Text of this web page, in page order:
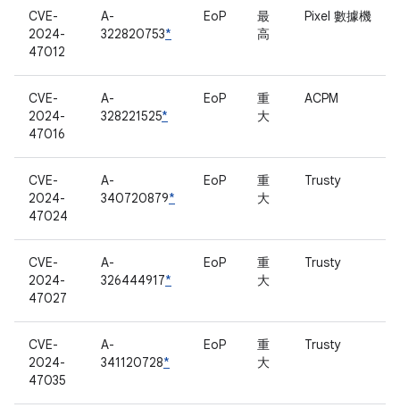
CVE-
2024-
47012
A-
322820753*
EoP
最
高
Pixel 數據機
CVE-
2024-
47016
A-
328221525*
EoP
重
大
ACPM
CVE-
2024-
47024
A-
340720879*
EoP
重
大
Trusty
CVE-
2024-
47027
A-
326444917*
EoP
重
大
Trusty
CVE-
2024-
47035
A-
341120728*
EoP
重
大
Trusty